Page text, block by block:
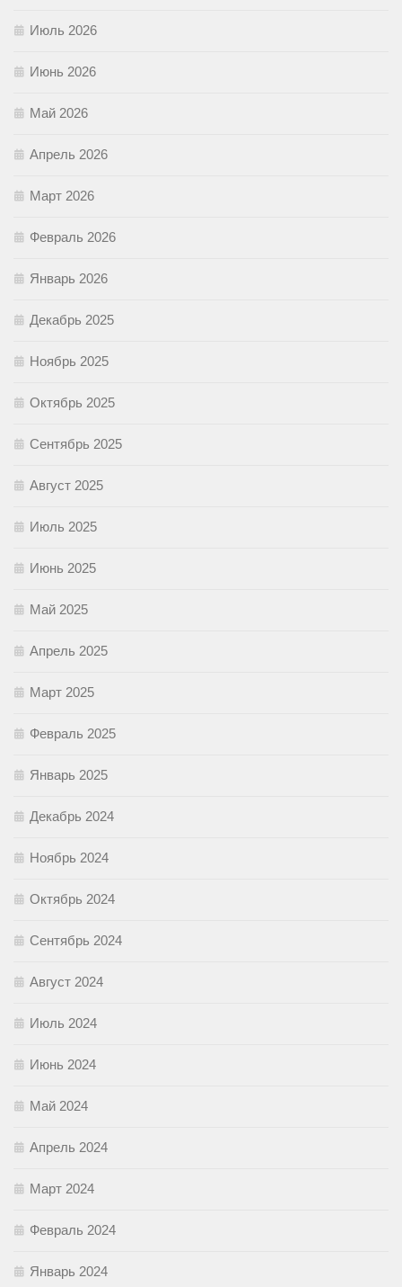
Июль 2026
Июнь 2026
Май 2026
Апрель 2026
Март 2026
Февраль 2026
Январь 2026
Декабрь 2025
Ноябрь 2025
Октябрь 2025
Сентябрь 2025
Август 2025
Июль 2025
Июнь 2025
Май 2025
Апрель 2025
Март 2025
Февраль 2025
Январь 2025
Декабрь 2024
Ноябрь 2024
Октябрь 2024
Сентябрь 2024
Август 2024
Июль 2024
Июнь 2024
Май 2024
Апрель 2024
Март 2024
Февраль 2024
Январь 2024